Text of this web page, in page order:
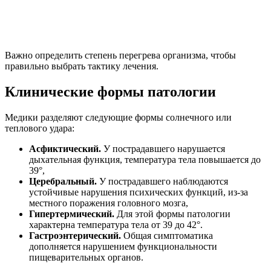
Важно определить степень перегрева организма, чтобы
правильно выбрать тактику лечения.
Клинические формы патологии
Медики разделяют следующие формы солнечного или
теплового удара:
Асфиктический. У пострадавшего нарушается
дыхательная функция, температура тела повышается до
39°,
Церебральный. У пострадавшего наблюдаются
устойчивые нарушения психических функций, из-за
местного поражения головного мозга,
Гипертермический. Для этой формы патологии
характерна температура тела от 39 до 42°.
Гастроэнтерический. Общая симптоматика
дополняется нарушением функциональности
пищеварительных органов.